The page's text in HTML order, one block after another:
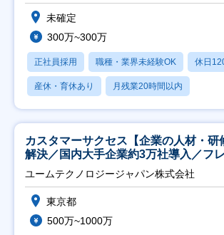
未確定
300万~300万
正社員採用 職種・業界未経験OK 休日
産休・育休あり 月残業20時間以内
カスタマーサクセス【企業の人材・研
解決／国内大手企業約3万社導入／フレ
ユームテクノロジージャパン株式会社
東京都
500万~1000万